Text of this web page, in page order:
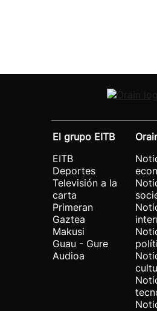
El grupo EITB
EITB
Deportes
Televisión a la
carta
Primeran
Gaztea
Makusi
Guau - Gure
Audioa